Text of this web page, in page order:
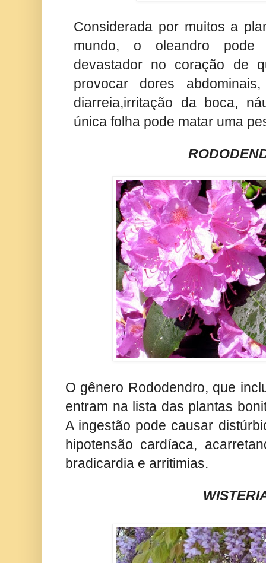
Considerada por muitos a
mundo, o oleandro pode
devastador no coração de
provocar dores
diarreia,irritação da boca,
única folha pode matar uma
O gênero Rododendro, que
entram na lista das plantas
A ingestão pode causar
hipotensão cardíaca,
bradicardia e arritimias.